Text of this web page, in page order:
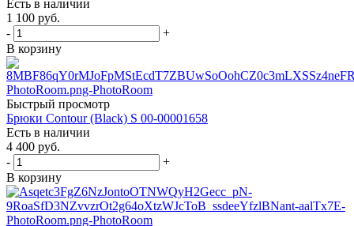
Есть в наличии
1 100 руб.
-
+
В корзину
Быстрый просмотр
Брюки Contour (Black) S 00-00001658
Есть в наличии
4 400 руб.
-
+
В корзину